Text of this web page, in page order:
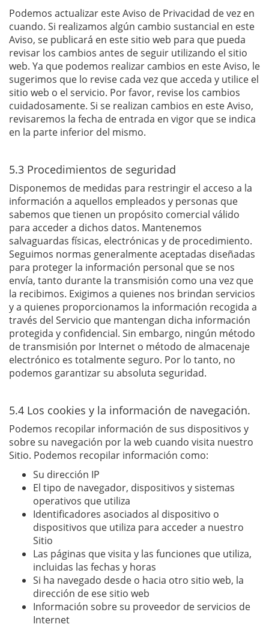
Podemos actualizar este Aviso de Privacidad de vez en
cuando. Si realizamos algún cambio sustancial en este
Aviso, se publicará en este sitio web para que pueda
revisar los cambios antes de seguir utilizando el sitio
web. Ya que podemos realizar cambios en este Aviso, le
sugerimos que lo revise cada vez que acceda y utilice el
sitio web o el servicio. Por favor, revise los cambios
cuidadosamente. Si se realizan cambios en este Aviso,
revisaremos la fecha de entrada en vigor que se indica
en la parte inferior del mismo.
5.3 Procedimientos de seguridad
Disponemos de medidas para restringir el acceso a la
información a aquellos empleados y personas que
sabemos que tienen un propósito comercial válido
para acceder a dichos datos. Mantenemos
salvaguardas físicas, electrónicas y de procedimiento.
Seguimos normas generalmente aceptadas diseñadas
para proteger la información personal que se nos
envía, tanto durante la transmisión como una vez que
la recibimos. Exigimos a quienes nos brindan servicios
y a quienes proporcionamos la información recogida a
través del Servicio que mantengan dicha información
protegida y confidencial. Sin embargo, ningún método
de transmisión por Internet o método de almacenaje
electrónico es totalmente seguro. Por lo tanto, no
podemos garantizar su absoluta seguridad.
5.4 Los cookies y la información de navegación.
Podemos recopilar información de sus dispositivos y
sobre su navegación por la web cuando visita nuestro
Sitio. Podemos recopilar información como:
Su dirección IP
El tipo de navegador, dispositivos y sistemas
operativos que utiliza
Identificadores asociados al dispositivo o
dispositivos que utiliza para acceder a nuestro
Sitio
Las páginas que visita y las funciones que utiliza,
incluidas las fechas y horas
Si ha navegado desde o hacia otro sitio web, la
dirección de ese sitio web
Información sobre su proveedor de servicios de
Internet